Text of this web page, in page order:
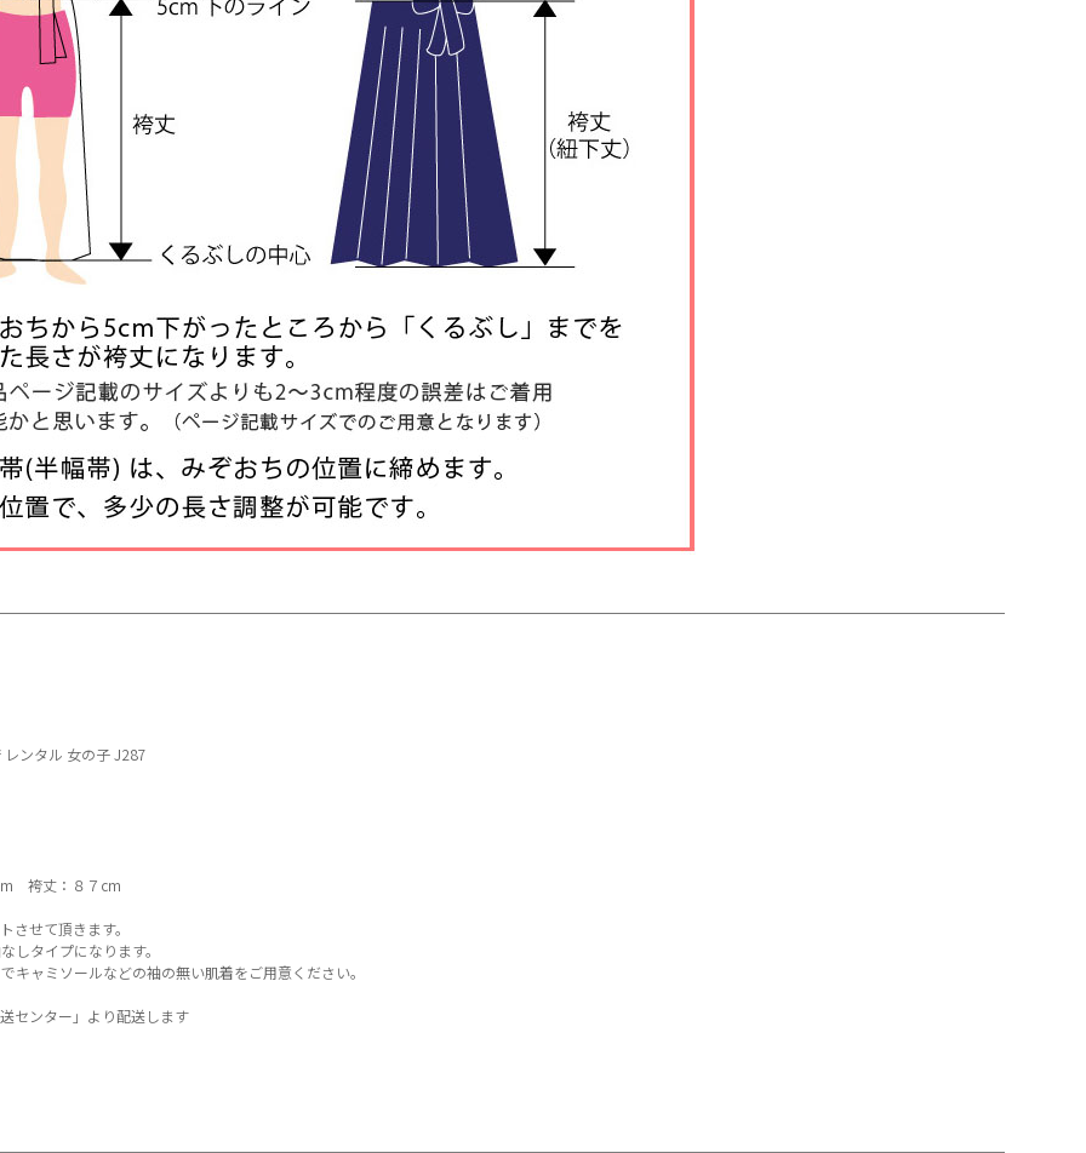
ンタル 女の子 J287
袴丈：８７cm
せて頂きます。
タイプになります。
ャミソールなどの袖の無い肌着をご用意ください。
センター」より配送します